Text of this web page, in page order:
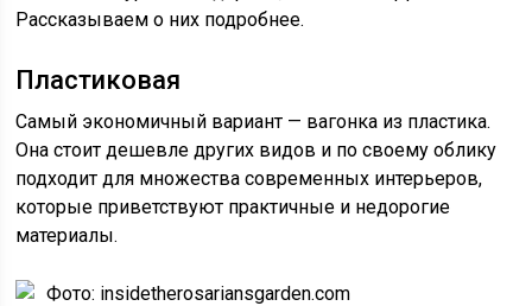
Рассказываем о них подробнее.
Пластиковая
Самый экономичный вариант — вагонка из пластика.
Она стоит дешевле других видов и по своему облику
подходит для множества современных интерьеров,
которые приветствуют практичные и недорогие
материалы.
Фото: insidetherosariansgarden.com